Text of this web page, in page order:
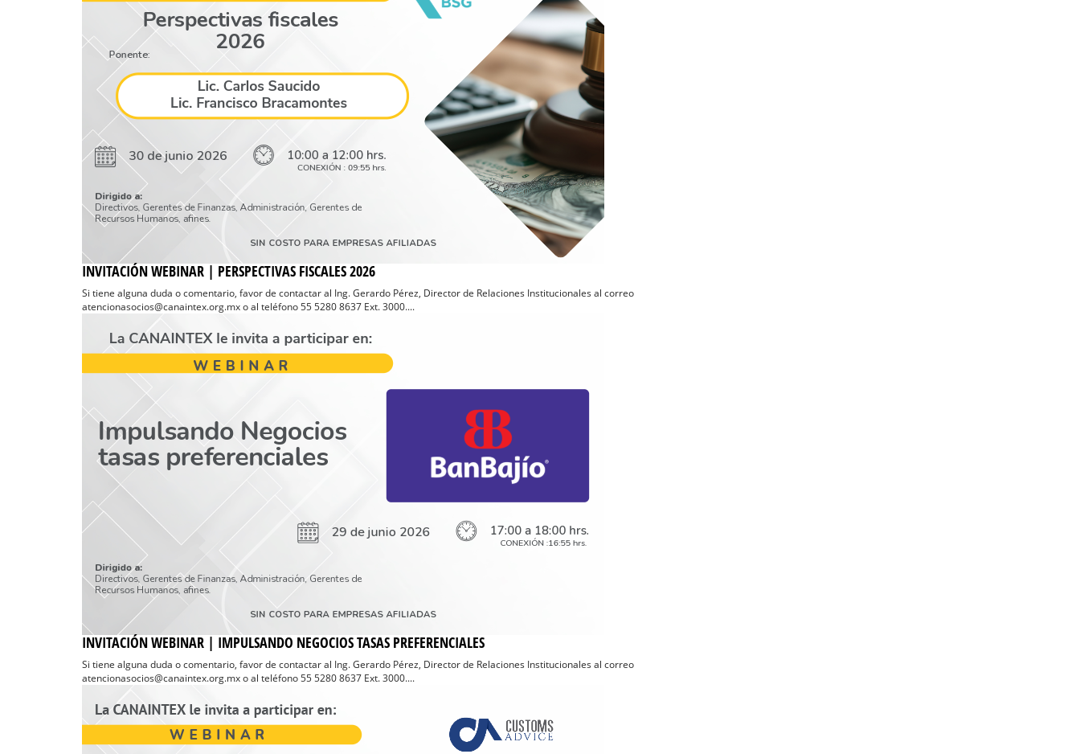
INVITACIÓN WEBINAR | PERSPECTIVAS FISCALES 2026
Si tiene alguna duda o comentario, favor de contactar al Ing. Gerardo Pérez, Director de Relaciones Institucionales al correo
atencionasocios@canaintex.org.mx o al teléfono 55 5280 8637 Ext. 3000....
INVITACIÓN WEBINAR | IMPULSANDO NEGOCIOS TASAS PREFERENCIALES
Si tiene alguna duda o comentario, favor de contactar al Ing. Gerardo Pérez, Director de Relaciones Institucionales al correo
atencionasocios@canaintex.org.mx o al teléfono 55 5280 8637 Ext. 3000....